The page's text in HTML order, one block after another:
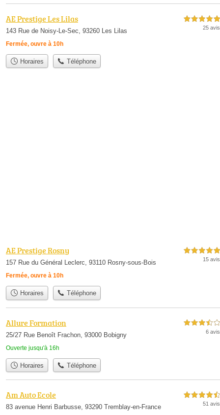
AE Prestige Les Lilas
143 Rue de Noisy-Le-Sec, 93260 Les Lilas
Fermée, ouvre à 10h
5,0 étoiles sur 5
25 avis
Horaires Téléphone
AE Prestige Rosny
157 Rue du Général Leclerc, 93110 Rosny-sous-Bois
Fermée, ouvre à 10h
5,0 étoiles sur 5
15 avis
Horaires Téléphone
Allure Formation
25/27 Rue Benoît Frachon, 93000 Bobigny
Ouverte jusqu'à 16h
3,5 étoiles sur 5
6 avis
Horaires Téléphone
Am Auto Ecole
83 avenue Henri Barbusse, 93290 Tremblay-en-France
4,5 étoiles sur 5
51 avis